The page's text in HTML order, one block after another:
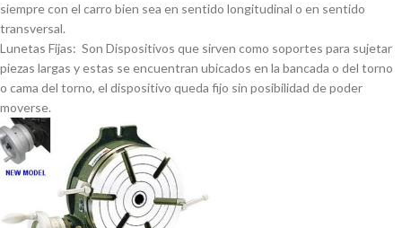
siempre con el carro bien sea en sentido longitudinal o en sentido
transversal.
Lunetas Fijas: Son Dispositivos que sirven como soportes para sujetar
piezas largas y estas se encuentran ubicados en la bancada o del torno
o cama del torno, el dispositivo queda fijo sin posibilidad de poder
moverse.